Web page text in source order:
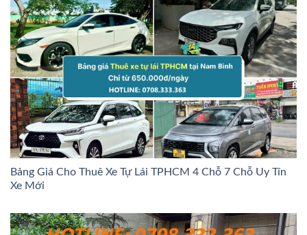
Bảng Giá Cho Thuê Xe Tự Lái TPHCM 4 Chỗ 7 Chỗ Uy Tín
Xe Mới